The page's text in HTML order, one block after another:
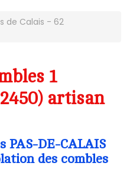
de Calais - 62
1
artisan
PAS-DE-CALAIS
des combles